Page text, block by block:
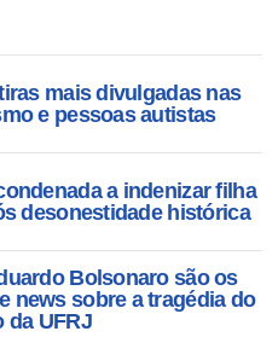
mais divulgadas nas
e pessoas autistas
a indenizar filha
desonestidade histórica
Bolsonaro são os
news sobre a tragédia do
da UFRJ